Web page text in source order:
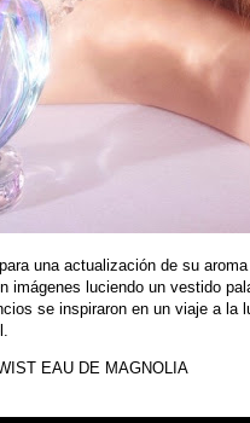
una actualización de su
imágenes luciendo un vestido
se inspiraron en un viaje a la
EAU DE MAGNOLIA